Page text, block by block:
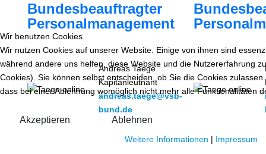
Bundesbeauftragter
Personalmanagement
Andreas Taege
Kapitänleutnant
andreas.taege@vsb-
bund.de
Wir benutzen Cookies
Wir nutzen Cookies auf unserer Website. Einige von ihnen sind
während andere uns helfen, diese Website und die Nutzererfahrung
Cookies). Sie können selbst entscheiden, ob Sie die Cookies
dass bei einer Ablehnung womöglich nicht mehr alle Funktionalitäten
Akzeptieren Ablehnen
Weitere Informationen | Impressum